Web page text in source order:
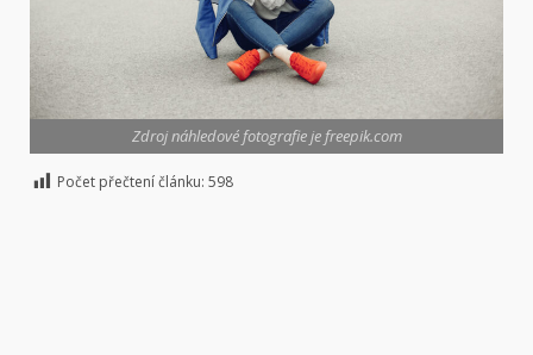
Zdroj náhledové fotografie je freepik.com
Počet přečtení článku: 598